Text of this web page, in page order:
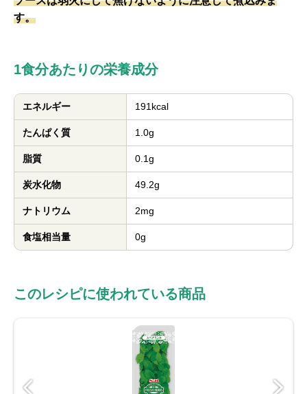
す。
1食分あたりの栄養成分
エネルギー 191kcal
たんぱく質 1.0g
脂質 0.1g
炭水化物 49.2g
ナトリウム 2mg
食塩相当量 0g
このレシピに使われている商品